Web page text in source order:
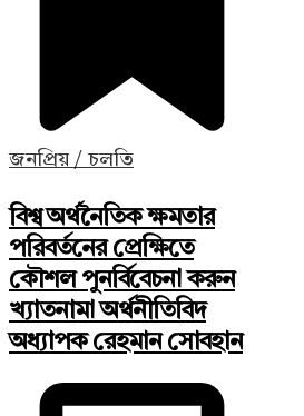
জনপ্রিয় / চলতি
বিশ্ব অর্থনৈতিক ক্ষমতার
পরিবর্তনের প্রেক্ষিতে
কৌশল পুনর্বিবেচনা করুন
খ্যাতনামা অর্থনীতিবিদ
অধ্যাপক রেহমান সোবহান